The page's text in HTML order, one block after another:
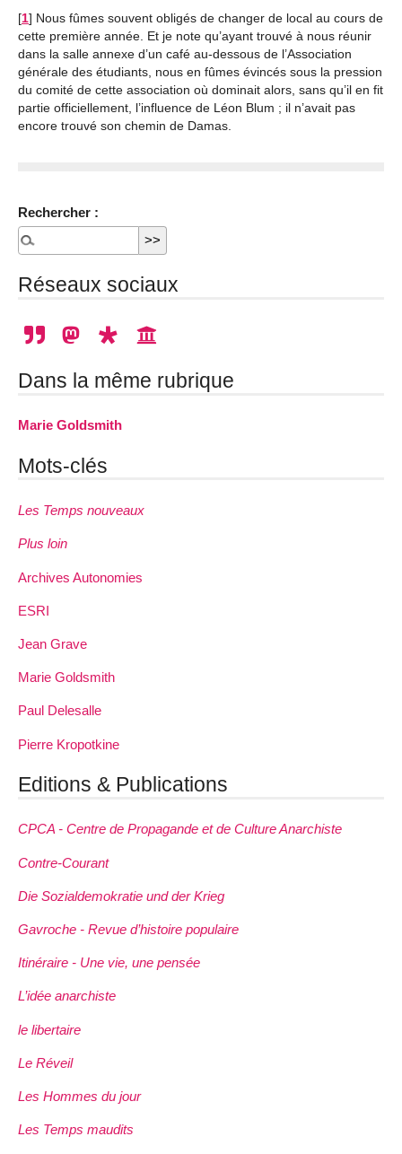
[1] Nous fûmes souvent obligés de changer de local au cours de
cette première année. Et je note qu’ayant trouvé à nous réunir
dans la salle annexe d’un café au-dessous de l’Association
générale des étudiants, nous en fûmes évincés sous la pression
du comité de cette association où dominait alors, sans qu’il en fit
partie officiellement, l’influence de Léon Blum ; il n’avait pas
encore trouvé son chemin de Damas.
Rechercher :
Réseaux sociaux
Dans la même rubrique
Marie Goldsmith
Mots-clés
Les Temps nouveaux
Plus loin
Archives Autonomies
ESRI
Jean Grave
Marie Goldsmith
Paul Delesalle
Pierre Kropotkine
Editions & Publications
CPCA - Centre de Propagande et de Culture Anarchiste
Contre-Courant
Die Sozialdemokratie und der Krieg
Gavroche - Revue d’histoire populaire
Itinéraire - Une vie, une pensée
L’idée anarchiste
le libertaire
Le Réveil
Les Hommes du jour
Les Temps maudits